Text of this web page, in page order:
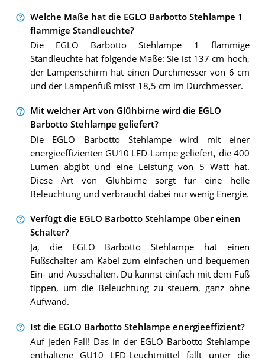
Welche Maße hat die EGLO Barbotto Stehlampe 1
flammige Standleuchte?
Die EGLO Barbotto Stehlampe 1 flammige
Standleuchte hat folgende Maße: Sie ist 137 cm hoch,
der Lampenschirm hat einen Durchmesser von 6 cm
und der Lampenfuß misst 18,5 cm im Durchmesser.
Mit welcher Art von Glühbirne wird die EGLO
Barbotto Stehlampe geliefert?
Die EGLO Barbotto Stehlampe wird mit einer
energieeffizienten GU10 LED-Lampe geliefert, die 400
Lumen abgibt und eine Leistung von 5 Watt hat.
Diese Art von Glühbirne sorgt für eine helle
Beleuchtung und verbraucht dabei nur wenig Energie.
Verfügt die EGLO Barbotto Stehlampe über einen
Schalter?
Ja, die EGLO Barbotto Stehlampe hat einen
Fußschalter am Kabel zum einfachen und bequemen
Ein- und Ausschalten. Du kannst einfach mit dem Fuß
tippen, um die Beleuchtung zu steuern, ganz ohne
Aufwand.
Ist die EGLO Barbotto Stehlampe energieeffizient?
Auf jeden Fall! Das in der EGLO Barbotto Stehlampe
enthaltene GU10 LED-Leuchtmittel fällt unter die